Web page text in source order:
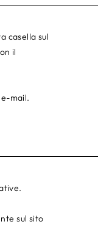
casella sul
il
mail.
sul sito